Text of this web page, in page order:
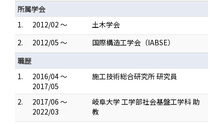
所属学会
1.
2012/02 ～
土木学会
2.
2012/05 ～
国際構造工学会（IABSE）
職歴
1.
2016/04 ～
2017/05
施工技術総合研究所 研究員
2.
2017/06 ～
2022/03
岐阜大学 工学部社会基盤工学科 助
教